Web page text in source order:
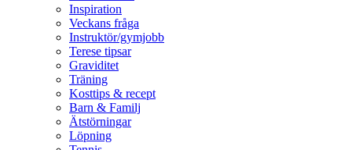
Inspiration
Veckans fråga
Instruktör/gymjobb
Terese tipsar
Graviditet
Träning
Kosttips & recept
Barn & Familj
Ätstörningar
Löpning